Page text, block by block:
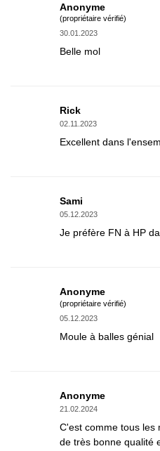
Anonyme
(propriétaire vérifié)
30.01.2023
Belle mol
Rick
02.11.2023
Excellent dans
Sami
05.12.2023
Je préfère FN à HP
Anonyme
(propriétaire vérifié)
05.12.2023
Moule à balles génial
Anonyme
21.02.2024
C'est comme tous les
de très bonne qualité